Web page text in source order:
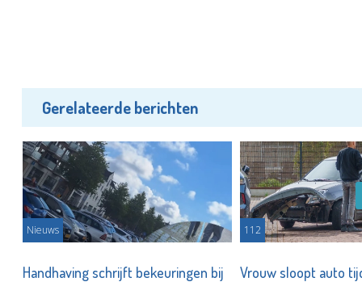
Gerelateerde berichten
Nieuws
Handhaving schrijft bekeuringen bij
112
Vrouw sloopt auto